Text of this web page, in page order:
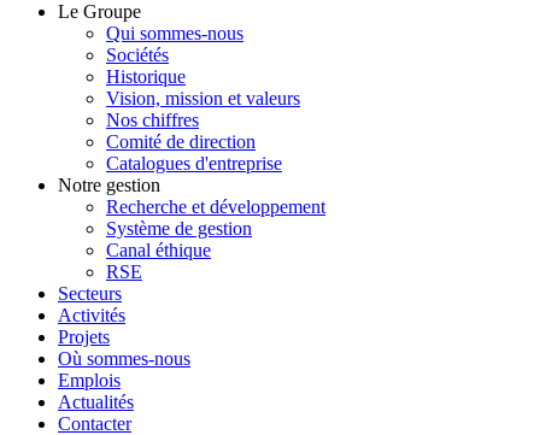
Le Groupe
Qui sommes-nous
Sociétés
Historique
Vision, mission et valeurs
Nos chiffres
Comité de direction
Catalogues d'entreprise
Notre gestion
Recherche et développement
Système de gestion
Canal éthique
RSE
Secteurs
Activités
Projets
Où sommes-nous
Emplois
Actualités
Contacter